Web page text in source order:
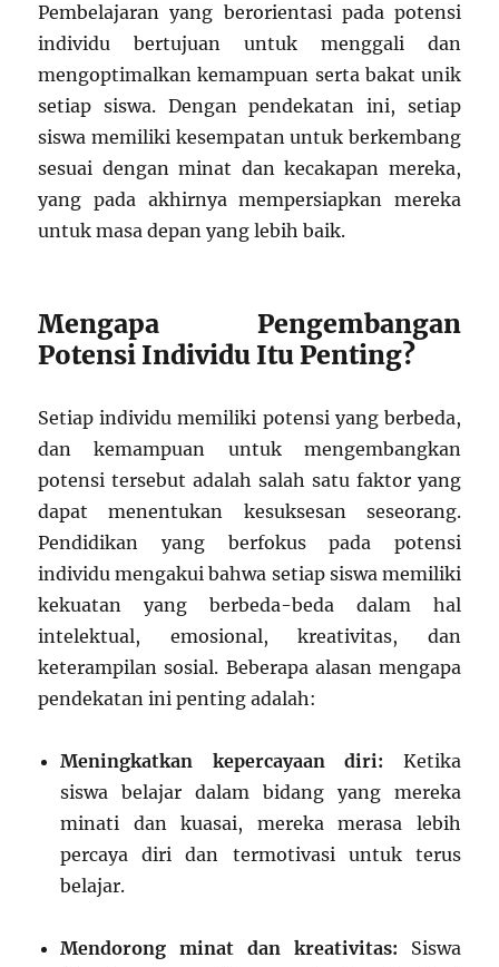
Pembelajaran yang berorientasi pada potensi
individu bertujuan untuk menggali dan
mengoptimalkan kemampuan serta bakat unik
setiap siswa. Dengan pendekatan ini, setiap
siswa memiliki kesempatan untuk berkembang
sesuai dengan minat dan kecakapan mereka,
yang pada akhirnya mempersiapkan mereka
untuk masa depan yang lebih baik.
Mengapa Pengembangan
Potensi Individu Itu Penting?
Setiap individu memiliki potensi yang berbeda,
dan kemampuan untuk mengembangkan
potensi tersebut adalah salah satu faktor yang
dapat menentukan kesuksesan seseorang.
Pendidikan yang berfokus pada potensi
individu mengakui bahwa setiap siswa memiliki
kekuatan yang berbeda-beda dalam hal
intelektual, emosional, kreativitas, dan
keterampilan sosial. Beberapa alasan mengapa
pendekatan ini penting adalah:
Meningkatkan kepercayaan diri: Ketika
siswa belajar dalam bidang yang mereka
minati dan kuasai, mereka merasa lebih
percaya diri dan termotivasi untuk terus
belajar.
Mendorong minat dan kreativitas: Siswa